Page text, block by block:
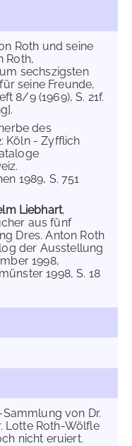
Roth und seine
Roth,
sechszigsten
seine Freunde,
8/9 (1969), S. 21f.
des
Köln - Zyfflich
1989, S. 751
Liebhart,
aus fünf
Dres. Anton Roth
der Ausstellung
1998,
1998, S. 18
von Dr.
Lotte Roth-Wölfle
nicht eruiert.